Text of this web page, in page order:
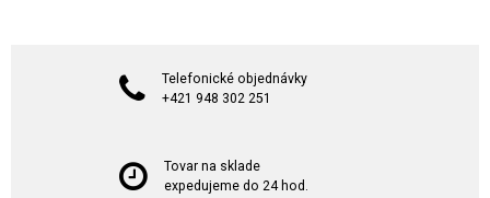
Telefonické objednávky
+421 948 302 251
Tovar na sklade
expedujeme do 24 hod.